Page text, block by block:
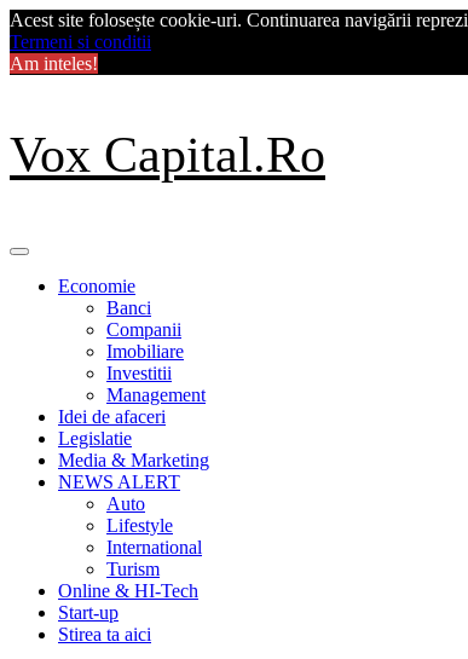
Acest site folosește cookie-uri. Continuarea navigării
Termeni si conditii
Am inteles!
Skip
to
content
Vox Capital.Ro
Primary
Economie
Banci
Companii
Imobiliare
Investitii
Management
Idei de afaceri
Legislatie
Media & Marketing
NEWS ALERT
Auto
Lifestyle
International
Turism
Online & HI-Tech
Start-up
Stirea ta aici